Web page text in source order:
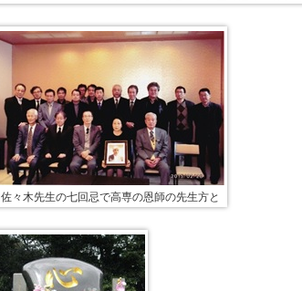
佐々木先生の七回忌で高専の恩師の先生方と